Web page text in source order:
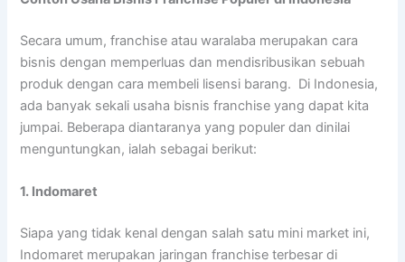
Secara umum, franchise atau waralaba merupakan cara
bisnis dengan memperluas dan mendisribusikan sebuah
produk dengan cara membeli lisensi barang. Di Indonesia,
ada banyak sekali usaha bisnis franchise yang dapat kita
jumpai. Beberapa diantaranya yang populer dan dinilai
menguntungkan, ialah sebagai berikut:
1. Indomaret
Siapa yang tidak kenal dengan salah satu mini market ini,
Indomaret merupakan jaringan franchise terbesar di